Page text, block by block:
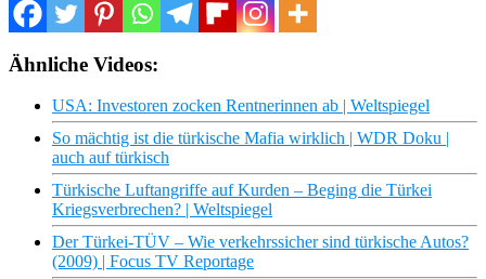
Ähnliche Videos:
USA: Investoren zocken Rentnerinnen ab | Weltspiegel
So mächtig ist die türkische Mafia wirklich | WDR Doku |
auch auf türkisch
Türkische Luftangriffe auf Kurden – Beging die Türkei
Kriegsverbrechen? | Weltspiegel
Der Türkei-TÜV – Wie verkehrssicher sind türkische Autos?
(2009) | Focus TV Reportage